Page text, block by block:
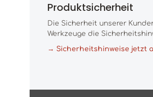
Produktsicherheit
Die Sicherheit unserer
Werkzeuge die
→ Sicherheitshinweise jetzt